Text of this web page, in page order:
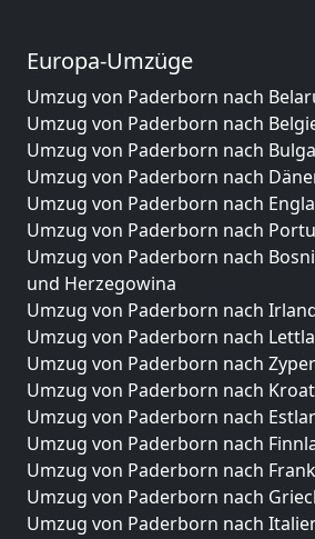
Europa-Umzüge
Umzug von Paderborn nach
Umzug von Paderborn nach
Umzug von Paderborn nach
Umzug von Paderborn nach
Umzug von Paderborn nach
Umzug von Paderborn nach
Umzug von Paderborn nach
und Herzegowina
Umzug von Paderborn nach
Umzug von Paderborn nach
Umzug von Paderborn nach
Umzug von Paderborn nach
Umzug von Paderborn nach
Umzug von Paderborn nach
Umzug von Paderborn nach
Umzug von Paderborn nach
Umzug von Paderborn nach